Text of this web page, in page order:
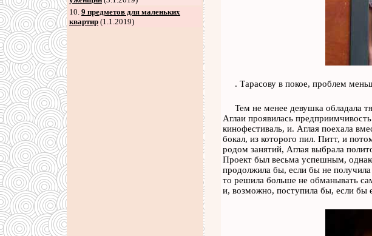
10. 9 предметов для маленьких
квартир (1.1.2019)
. Тарасову в покое, проблем
Тем не менее девушка обладала
Аглаи проявилась
кинофестиваль, и. Аглая поехала
бокал, из которого пил. Питт, и
родом занятий, Аглая выбрала
Проект был весьма успешным,
продолжила бы, если бы не
то решила больше не обманывать
и, возможно, поступила бы, если бы